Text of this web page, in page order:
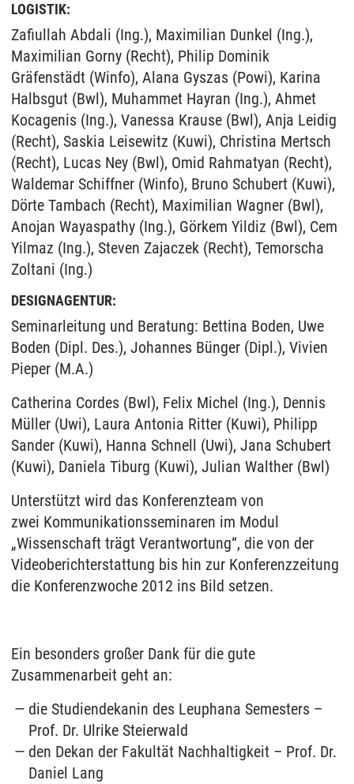
LOGISTIK:
Zafiullah Abdali (Ing.), Maximilian Dunkel (Ing.),
Maximilian Gorny (Recht), Philip Dominik
Gräfenstädt (Winfo), Alana Gyszas (Powi), Karina
Halbsgut (Bwl), Muhammet Hayran (Ing.), Ahmet
Kocagenis (Ing.), Vanessa Krause (Bwl), Anja Leidig
(Recht), Saskia Leisewitz (Kuwi), Christina Mertsch
(Recht), Lucas Ney (Bwl), Omid Rahmatyan (Recht),
Waldemar Schiffner (Winfo), Bruno Schubert (Kuwi),
Dörte Tambach (Recht), Maximilian Wagner (Bwl),
Anojan Wayaspathy (Ing.), Görkem Yildiz (Bwl), Cem
Yilmaz (Ing.), Steven Zajaczek (Recht), Temorscha
Zoltani (Ing.)
DESIGNAGENTUR:
Seminarleitung und Beratung: Bettina Boden, Uwe
Boden (Dipl. Des.), Johannes Bünger (Dipl.), Vivien
Pieper (M.A.)
Catherina Cordes (Bwl), Felix Michel (Ing.), Dennis
Müller (Uwi), Laura Antonia Ritter (Kuwi), Philipp
Sander (Kuwi), Hanna Schnell (Uwi), Jana Schubert
(Kuwi), Daniela Tiburg (Kuwi), Julian Walther (Bwl)
Unterstützt wird das Konferenzteam von
zwei Kommunikationsseminaren im Modul
„Wissenschaft trägt Verantwortung“, die von der
Videoberichterstattung bis hin zur Konferenzzeitung
die Konferenzwoche 2012 ins Bild setzen.
Ein besonders großer Dank für die gute
Zusammenarbeit geht an:
die Studiendekanin des Leuphana Semesters –
Prof. Dr. Ulrike Steierwald
den Dekan der Fakultät Nachhaltigkeit – Prof. Dr.
Daniel Lang